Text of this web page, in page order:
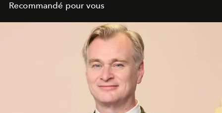
Recommandé pour vous